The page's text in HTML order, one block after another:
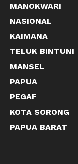
MANOKWARI
NASIONAL
KAIMANA
TELUK BINTUNI
MANSEL
PAPUA
PEGAF
KOTA SORONG
PAPUA BARAT